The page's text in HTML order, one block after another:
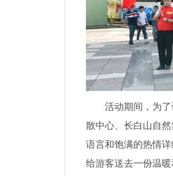
活动期间，为了让
散中心、长白山自
语言和饱满的热情
给游客送去一份温